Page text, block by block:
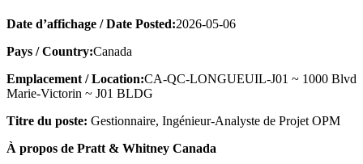
Date d’affichage / Date Posted:2026-05-06
Pays / Country:Canada
Emplacement / Location:CA-QC-LONGUEUIL-J01 ~ 1000 Blvd
Marie-Victorin ~ J01 BLDG
Titre du poste: Gestionnaire, Ingénieur-Analyste de Projet OPM
À propos de Pratt & Whitney Canada